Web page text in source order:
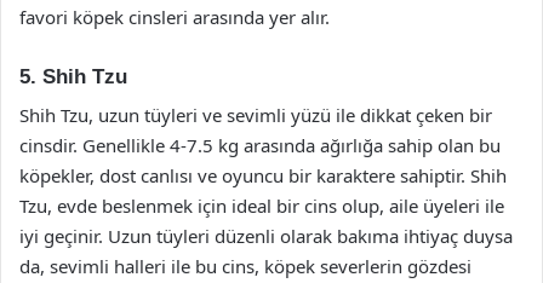
favori köpek cinsleri arasında yer alır.
5. Shih Tzu
Shih Tzu, uzun tüyleri ve sevimli yüzü ile dikkat çeken bir
cinsdir. Genellikle 4-7.5 kg arasında ağırlığa sahip olan bu
köpekler, dost canlısı ve oyuncu bir karaktere sahiptir. Shih
Tzu, evde beslenmek için ideal bir cins olup, aile üyeleri ile
iyi geçinir. Uzun tüyleri düzenli olarak bakıma ihtiyaç duysa
da, sevimli halleri ile bu cins, köpek severlerin gözdesi